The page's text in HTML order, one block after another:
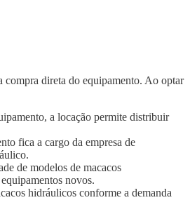
compra direta do equipamento. Ao optar
a locação permite distribuir
fica a cargo da empresa de
de modelos de macacos
novos.
hidráulicos conforme a demanda